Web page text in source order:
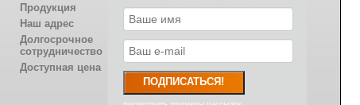
Продукция
Наш адрес
Долгосрочное
сотрудничество
Доступная цена
Как получить товар
обменять товар
Гарантия